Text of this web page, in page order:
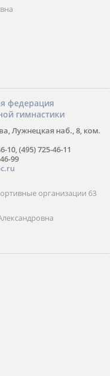
федерация
гимнастики
Лужнецкая наб., 8, ком.
10, (495) 725-46-11
99
организации 63